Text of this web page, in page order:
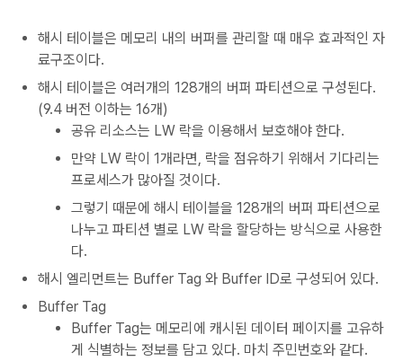
해시 테이블은 메모리 내의 버퍼를 관리할 때 매우 효과적인 자
료구조이다.
해시 테이블은 여러개의 128개의 버퍼 파티션으로 구성된다.
(9.4 버전 이하는 16개)
공유 리소스는 LW 락을 이용해서 보호해야 한다.
만약 LW 락이 1개라면, 락을 점유하기 위해서 기다리는
프로세스가 많아질 것이다.
그렇기 때문에 해시 테이블을 128개의 버퍼 파티션으로
나누고 파티션 별로 LW 락을 할당하는 방식으로 사용한
다.
해시 엘리먼트는 Buffer Tag 와 Buffer ID로 구성되어 있다.
Buffer Tag
Buffer Tag는 메모리에 캐시된 데이터 페이지를 고유하
게 식별하는 정보를 담고 있다. 마치 주민번호와 같다.